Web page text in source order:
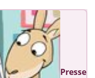
Presse